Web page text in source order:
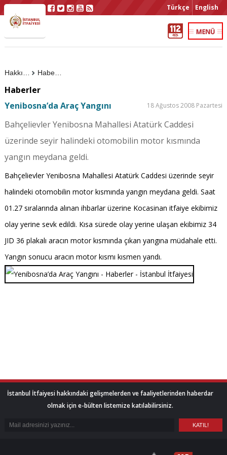
Türkçe English
Haberler
Haberler
Yenibosna’da Araç Yangını
18 Ağustos 2008 Pazartesi
Bahçelievler Yenibosna Mahallesi Atatürk Caddesi
üzerinde seyir halindeki otomobilin motor kısmında
yangın meydana geldi.
Bahçelievler Yenibosna Mahallesi Atatürk Caddesi üzerinde seyir
halindeki otomobilin motor kısmında yangın meydana geldi. Saat
01.27 sıralarında alınan ihbarlar üzerine Kocasinan itfaiye ekibimiz
olay yerine sevk edildi. Kısa sürede olay yerine ulaşan ekibimiz 34
JID 36 plakalı aracın motor kısmında çıkan yangına müdahale etti.
Yangın sonucu aracın motor kısmı kısmen yandı.
İstanbul İtfaiyesi hakkındaki gelişmelerden ve faaliyetlerinden haberdar
olmak için e-bülten listemize katılabilirsiniz.